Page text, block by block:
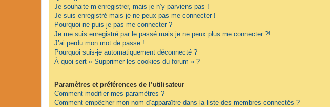
Je souhaite m’enregistrer, mais je n’y parviens pas !
Je suis enregistré mais je ne peux pas me connecter !
Pourquoi ne puis-je pas me connecter ?
Je me suis enregistré par le passé mais je ne peux plus me connecter ?!
J’ai perdu mon mot de passe !
Pourquoi suis-je automatiquement déconnecté ?
À quoi sert « Supprimer les cookies du forum » ?
Paramètres et préférences de l’utilisateur
Comment modifier mes paramètres ?
Comment empêcher mon nom d’apparaître dans la liste des membres connectés ?